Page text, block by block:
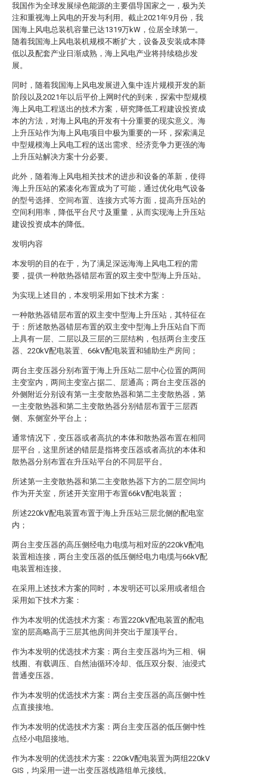
我国作为全球发展绿色能源的主要倡导国家之一，极为关
注和重视海上风电的开发与利用。截止2021年9月份，我
国海上风电总装机容量已达1319万kW，位居全球第一。
随着我国海上风电装机规模不断扩大，设备及安装成本降
低以及配套产业日渐成熟，海上风电产业将持续稳步发
展。
同时，随着我国海上风电发展进入集中连片规模开发的新
阶段以及2021年以后平价上网时代的到来，探索中型规模
海上风电工程送出的技术方案，研究降低工程建设投资成
本的方法，对海上风电的开发有十分重要的现实意义。海
上升压站作为海上风电项目中极为重要的一环，探索满足
中型规模海上风电工程的送出需求、经济竞争力更强的海
上升压站解决方案十分必要。
此外，随着海上风电相关技术的进步和设备的革新，使得
海上升压站的紧凑化布置成为了可能，通过优化电气设备
的型号选择、空间布置、连接方式等方面，提高升压站的
空间利用率，降低平台尺寸及重量，从而实现海上升压站
建设投资成本的降低。
发明内容
本发明的目的在于，为了满足深远海海上风电工程的需
要，提供一种散热器错层布置的双主变中型海上升压站。
为实现上述目的，本发明采用如下技术方案：
一种散热器错层布置的双主变中型海上升压站，其特征在
于：所述散热器错层布置的双主变中型海上升压站自下而
上具有一层、二层以及三层的三层结构，包括两台主变压
器、220kV配电装置、66kV配电装置和辅助生产房间；
两台主变压器分别布置于海上升压站二层中心位置的两间
主变室内，两间主变室占据二、层通高；两台主变压器的
外侧附近分别设有第一主变散热器和第二主变散热器，第
一主变散热器和第二主变散热器分别错层布置于三层西
侧、东侧室外平台上；
通常情况下，变压器或者高抗的本体和散热器布置在相同
层平台，这里所述的错层是指将变压器或者高抗的本体和
散热器分别布置在升压站平台的不同层平台。
所述第一主变散热器和第二主变散热器下方的二层空间均
作为开关室，所述开关室用于布置66kV配电装置；
所述220kV配电装置布置于海上升压站三层北侧的配电室
内；
两台主变压器的高压侧经电力电缆与相对应的220kV配电
装置相连接，两台主变压器的低压侧经电力电缆与66kV配
电装置相连接。
在采用上述技术方案的同时，本发明还可以采用或者组合
采用如下技术方案：
作为本发明的优选技术方案：布置220kV配电装置的配电
室的层高略高于三层其他房间并突出于屋顶平台。
作为本发明的优选技术方案：两台主变压器均为三相、铜
线圈、有载调压、自然油循环冷却、低压双分裂、油浸式
普通变压器。
作为本发明的优选技术方案：两台主变压器的高压侧中性
点直接接地。
作为本发明的优选技术方案：两台主变压器的低压侧中性
点经小电阻接地。
作为本发明的优选技术方案：220kV配电装置为两组220kV
GIS，均采用一进一出变压器线路组单元接线。